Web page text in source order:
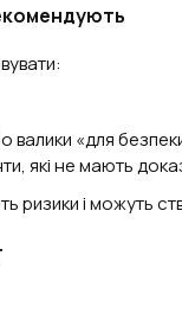
валики «для
які не мають
ризики і можуть